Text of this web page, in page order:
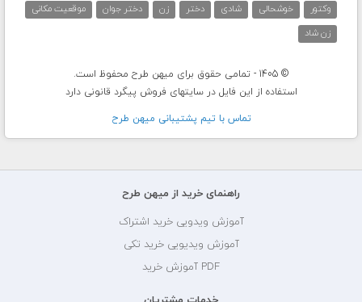
وکتور خوشحالی شادی دختر زن دختر جوان
موقعیت مکانی
زن شاد
© 1405 - تمامی حقوق برای میهن طرح محفوظ است.
استفاده از این فایل در سایتهای فروش پیگرد قانونی دارد
تماس با تيم پشتيبانی ميهن طرح
راهنمای خرید از میهن طرح
آموزش ویدویی خرید اشتراک
آموزش ویدیویی خرید تکی
PDF آموزش خرید